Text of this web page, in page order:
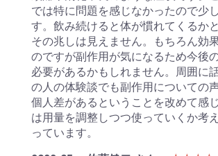
では特に問題を感じなかったので少
す。飲み続けると体が慣れてくるか
その兆しは見えません。もちろん効
のですが副作用が気になるため今後
必要があるかもしれません。周囲に
の人の体験談でも副作用についての
個人差があるということを改めて感
は用量を調整しつつ使っていくか考
っています。